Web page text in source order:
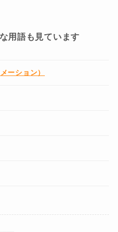
用語も見ています
ーション）